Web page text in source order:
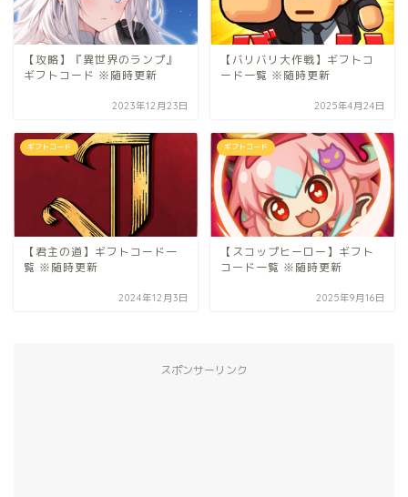
【攻略】『異世界のランプ』
ギフトコード ※随時更新
2023年12月23日
【バリバリ大作戦】ギフトコ
ード一覧 ※随時更新
2025年4月24日
ギフトコード
【君主の道】ギフトコード一
覧 ※随時更新
2024年12月3日
ギフトコード
【スコップヒーロー】ギフト
コード一覧 ※随時更新
2025年9月16日
スポンサーリンク